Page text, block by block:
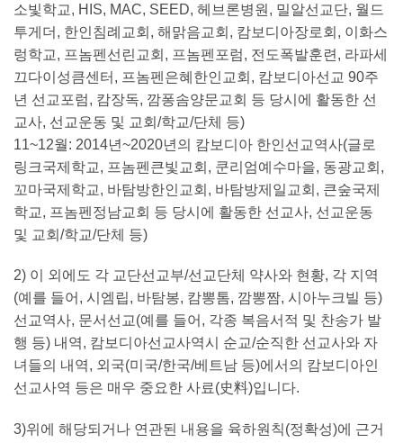
소빛학교, HIS, MAC, SEED, 헤브론병원, 밀알선교단, 월드
투게더, 한인침례교회, 해맑음교회, 캄보디아장로회, 이화스
렁학교, 프놈펜선린교회, 프놈펜포럼, 전도폭발훈련, 라파세
끄다이성큼센터, 프놈펜은혜한인교회, 캄보디아선교 90주
년 선교포럼, 캄장독, 깜퐁솜양문교회 등 당시에 활동한 선
교사, 선교운동 및 교회/학교/단체 등)
11~12월: 2014년~2020년의 캄보디아 한인선교역사(글로
링크국제학교, 프놈펜큰빛교회, 쿤리엄예수마을, 동광교회,
꼬마국제학교, 바탐방한인교회, 바탐방제일교회, 큰숲국제
학교, 프놈펜정남교회 등 당시에 활동한 선교사, 선교운동
및 교회/학교/단체 등)
2) 이 외에도 각 교단선교부/선교단체 약사와 현황, 각 지역
(예를 들어, 시엠립, 바탐봉, 캄뽕톰, 깜뽕짬, 시아누크빌 등)
선교역사, 문서선교(예를 들어, 각종 복음서적 및 찬송가 발
행 등) 내역, 캄보디아선교사역시 순교/순직한 선교사와 자
녀들의 내역, 외국(미국/한국/베트남 등)에서의 캄보디아인
선교사역 등은 매우 중요한 사료(史料)입니다.
3)위에 해당되거나 연관된 내용을 육하원칙(정확성)에 근거